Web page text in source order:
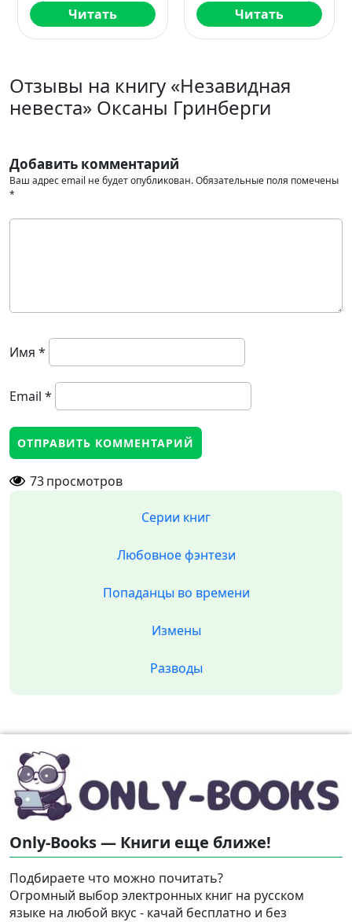
Читать Читать
Отзывы на книгу «Незавидная
невеста» Оксаны Гринберги
Добавить комментарий
Ваш адрес email не будет опубликован.Обязательные поля помечены
*
Имя *
Email *
73просмотров
Серии книг
Любовное фэнтези
Попаданцы во времени
Измены
Разводы
Only-Books — Книги еще ближе!
Подбираете что можно почитать?
Огромный выбор электронных книг на русском
языке на любой вкус - качай бесплатно и без